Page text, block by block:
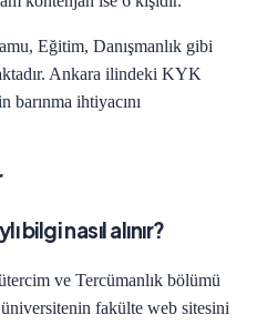
Eğitim, Danışmanlık gibi
Ankara ilindeki KYK
barınma ihtiyacını
bilgi nasıl alınır?
ve Tercümanlık bölümü
fakülte web sitesini